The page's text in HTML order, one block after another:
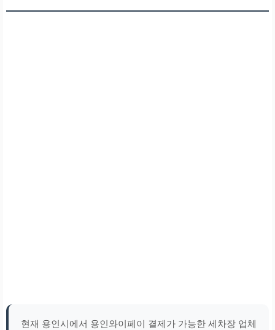
현재 용인시에서 용인와이페이 결제가 가능한 세차장 업체